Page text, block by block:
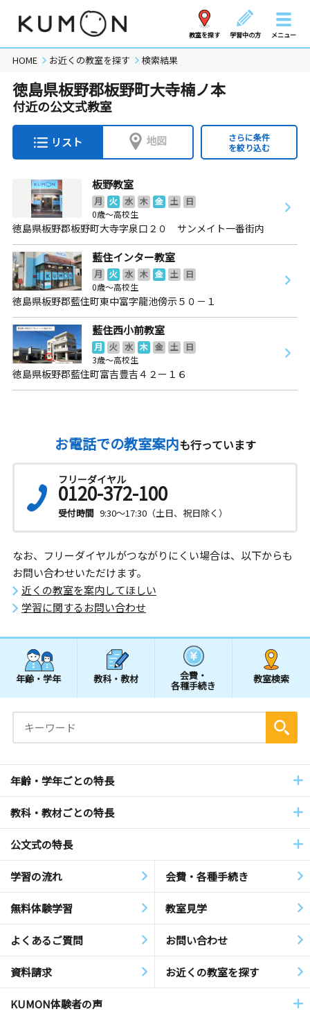
教室を探す 学習中の方 メニュー
HOME お近くの教室を探す 検索結果
徳島県板野郡板野町大寺楠ノ本
付近の公文式教室
リスト 地図
さらに条件
を絞り込む
板野教室
月 火 水 木 金 土
日
0歳～高校生
徳島県板野郡板野町大寺字泉口２０ サンメイト一番街内
藍住インター教室
月 火 水 木 金 土
日
0歳～高校生
徳島県板野郡藍住町東中富字龍池傍示５０－１
藍住西小前教室
月 火 水 木 金 土
日
3歳～高校生
徳島県板野郡藍住町富吉豊吉４２ー１６
お電話での教室案内も行っています
フリーダイヤル
0120-372-100
受付時間 9:30～17:30（土日、祝日除く）
なお、フリーダイヤルがつながりにくい場合は、以下からも
お問い合わせいただけます。
近くの教室を案内してほしい
学習に関するお問い合わせ
年齢・学年 教科・教材 会費・
各種手続き
教室検索
年齢・学年ごとの特長
教科・教材ごとの特長
公文式の特長
学習の流れ 会費・各種手続き
無料体験学習 教室見学
よくあるご質問 お問い合わせ
資料請求 お近くの教室を探す
KUMON体験者の声